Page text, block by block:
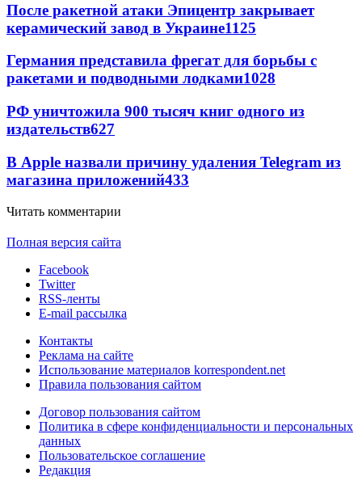
После ракетной атаки Эпицентр закрывает
керамический завод в Украине1125
Германия представила фрегат для борьбы с
ракетами и подводными лодками1028
РФ уничтожила 900 тысяч книг одного из
издательств627
В Apple назвали причину удаления Telegram из
магазина приложений433
Читать комментарии
Полная версия сайта
Facebook
Twitter
RSS-ленты
E-mail рассылка
Контакты
Реклама на сайте
Использование материалов korrespondent.net
Правила пользования сайтом
Договор пользования сайтом
Политика в сфере конфиденциальности и персональных
данных
Пользовательское соглашение
Редакция